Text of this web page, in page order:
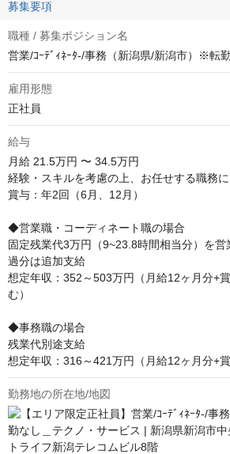
募集要項
職種 / 募集ポジション名
営業/ｺｰﾃﾞｨﾈｰﾀ-/事務（新潟県/新潟市）※転
雇用形態
正社員
給与
月給 21.5万円 〜 34.5万円
経験・スキルを考慮の上、お任せする職務
賞与：年2回（6月、12月）
◆営業職・コーディネート職の場合
固定残業代3万円（9~23.8時間相当分）を営
過分は追加支給
想定年収：352～503万円（月給12ヶ月分+
む）
◆事務職の場合
残業代別途支給
想定年収：316～421万円（月給12ヶ月分+賞
勤務地の所在地/地図